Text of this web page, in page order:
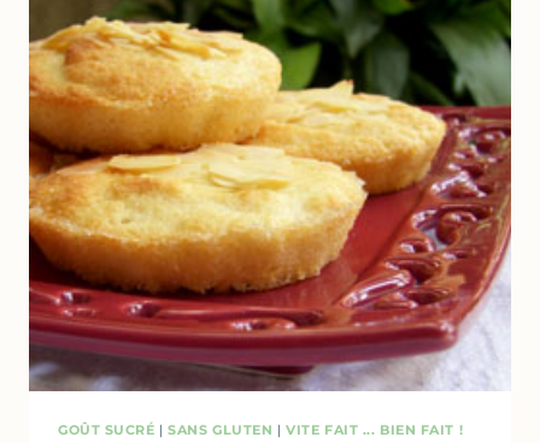
GOÛT SUCRÉ |SANS GLUTEN |VITE FAIT ... BIEN FAIT !